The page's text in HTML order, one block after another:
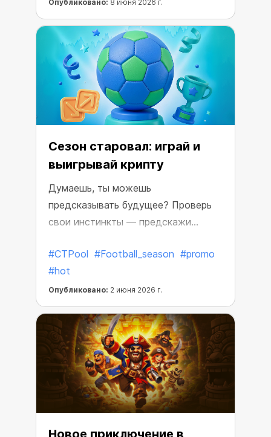
Опубликовано: 8 июня 2026 г.
Сезон старовал: играй и
выигрывай крипту
Думаешь, ты можешь
предсказывать будущее? Проверь
свои инстинкты — предскажи
крипто-награды.
#CTPool #Football_season #promo
#hot
Опубликовано: 2 июня 2026 г.
Новое приключение в